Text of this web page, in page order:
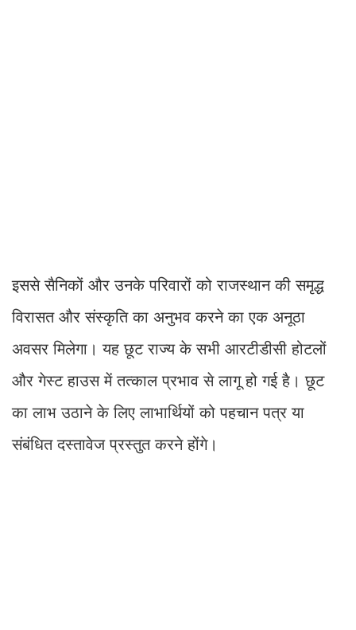
इससे सैनिकों और उनके परिवारों को राजस्थान की समृद्ध
विरासत और संस्कृति का अनुभव करने का एक अनूठा
अवसर मिलेगा। यह छूट राज्य के सभी आरटीडीसी होटलों
और गेस्ट हाउस में तत्काल प्रभाव से लागू हो गई है। छूट
का लाभ उठाने के लिए लाभार्थियों को पहचान पत्र या
संबंधित दस्तावेज प्रस्तुत करने होंगे।